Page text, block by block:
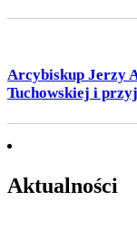
Arcybiskup Jerzy
Tuchowskiej i
Aktualności